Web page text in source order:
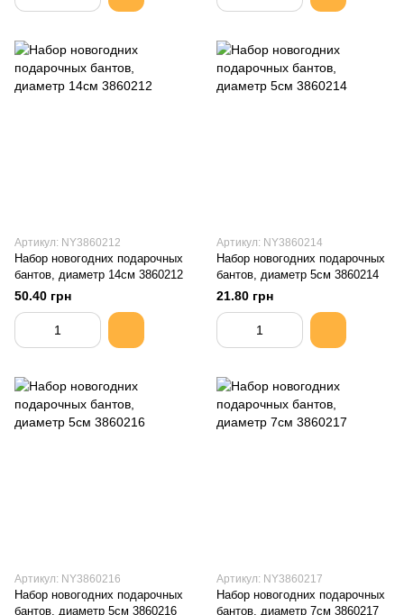
Артикул: NY3860212
Набор новогодних подарочных
бантов, диаметр 14см 3860212
50.40 грн
Артикул: NY3860214
Набор новогодних подарочных
бантов, диаметр 5см 3860214
21.80 грн
Артикул: NY3860216
Набор новогодних подарочных
бантов, диаметр 5см 3860216
Артикул: NY3860217
Набор новогодних подарочных
бантов, диаметр 7см 3860217